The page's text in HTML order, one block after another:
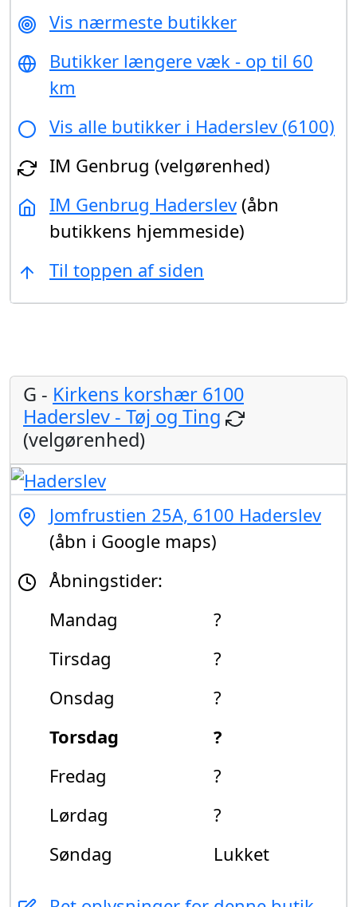
Vis nærmeste butikker
Butikker længere væk - op til 60
km
Vis alle butikker i Haderslev (6100)
IM Genbrug (velgørenhed)
IM Genbrug Haderslev (åbn
butikkens hjemmeside)
Til toppen af siden
G - Kirkens korshær 6100
Haderslev - Tøj og Ting
(velgørenhed)
Jomfrustien 25A, 6100 Haderslev
(åbn i Google maps)
Åbningstider:
Mandag
?
Tirsdag
?
Onsdag
?
Torsdag
?
Fredag
?
Lørdag
?
Søndag
Lukket